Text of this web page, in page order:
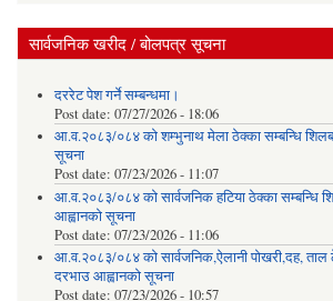
सार्वजनिक खरीद / बोलपत्र सूचना
दररेट पेश गर्ने सम्बन्धमा।
Post date: 07/27/2026 - 18:06
आ.व.२०८३/०८४ को शम्भुनाथ मेला ठेक्का सम्बन्धि
सूचना
Post date: 07/23/2026 - 11:07
आ.व.२०८३/०८४ को सार्वजनिक हटिया ठेक्का सम्बन्धि
आह्वानको सूचना
Post date: 07/23/2026 - 11:06
आ.व.२०८३/०८४ को सार्वजनिक,ऐलानी पोखरी,दह, ताल
दरभाउ आह्वानको सूचना
Post date: 07/23/2026 - 10:57